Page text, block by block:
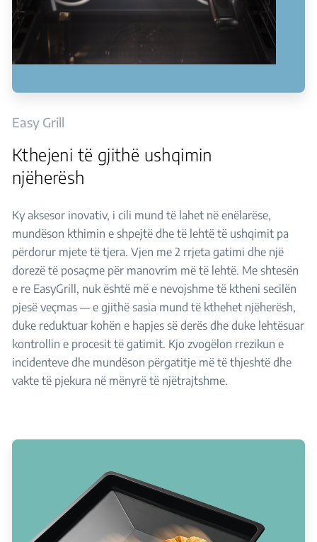
Easy Grill
Kthejeni të gjithë ushqimin
njëherësh
Ky aksesor inovativ, i cili mund të lahet në enëlarëse,
mundëson kthimin e shpejtë dhe të lehtë të ushqimit pa
përdorur mjete të tjera. Vjen me 2 rrjeta gatimi dhe një
dorezë të posaçme për manovrim më të lehtë. Me shtesën
e re EasyGrill, nuk është më e nevojshme të ktheni secilën
pjesë veçmas — e gjithë sasia mund të kthehet njëherësh,
duke reduktuar kohën e hapjes së derës dhe duke lehtësuar
kontrollin e procesit të gatimit. Kjo zvogëlon rrezikun e
incidenteve dhe mundëson përgatitje më të thjeshtë dhe
vakte të pjekura në mënyrë të njëtrajtshme.